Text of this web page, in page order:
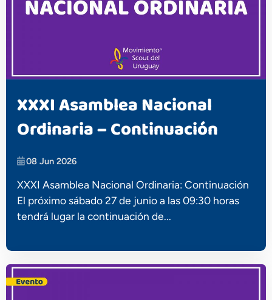
XXXI Asamblea Nacional
Ordinaria – Continuación
08 Jun 2026
XXXI Asamblea Nacional Ordinaria: Continuación
El próximo sábado 27 de junio a las 09:30 horas
tendrá lugar la continuación de...